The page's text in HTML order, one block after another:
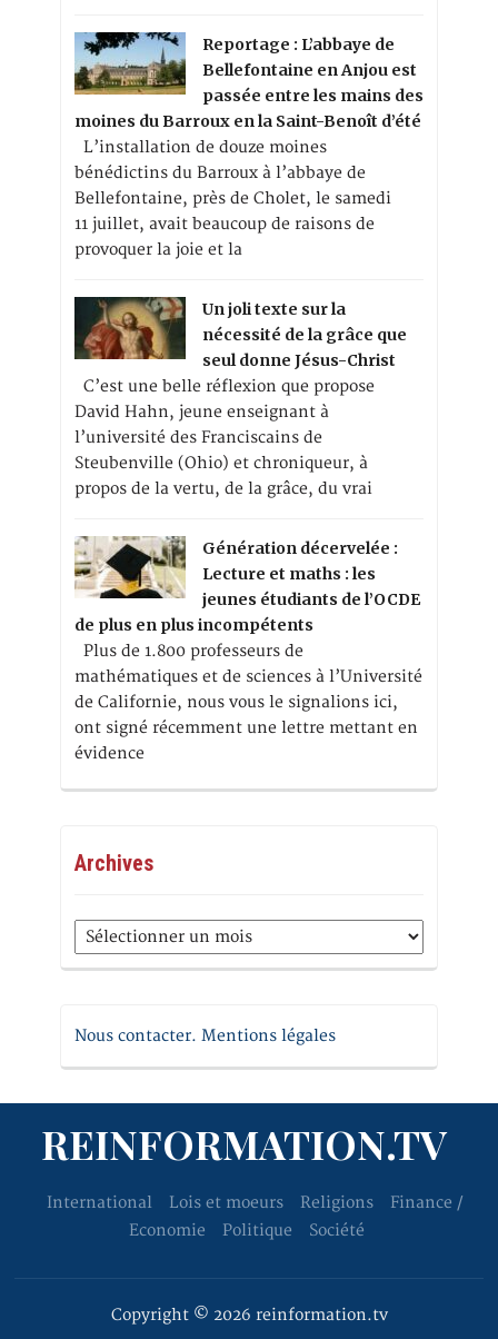
Reportage : L’abbaye de
Bellefontaine en Anjou est
passée entre les mains des
moines du Barroux en la Saint-Benoît d’été
L’installation de douze moines
bénédictins du Barroux à l’abbaye de
Bellefontaine, près de Cholet, le samedi
11 juillet, avait beaucoup de raisons de
provoquer la joie et la
Un joli texte sur la
nécessité de la grâce que
seul donne Jésus-Christ
C’est une belle réflexion que propose
David Hahn, jeune enseignant à
l’université des Franciscains de
Steubenville (Ohio) et chroniqueur, à
propos de la vertu, de la grâce, du vrai
Génération décervelée :
Lecture et maths : les
jeunes étudiants de l’OCDE
de plus en plus incompétents
Plus de 1.800 professeurs de
mathématiques et de sciences à l’Université
de Californie, nous vous le signalions ici,
ont signé récemment une lettre mettant en
évidence
Archives
Archives
Nous contacter. Mentions légales
REINFORMATION.TV
International Lois et moeurs Religions
Finance /
Economie
Politique Société
Copyright © 2026 reinformation.tv